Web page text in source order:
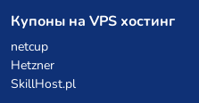
Купоны на VPS хостинг
netcup
Hetzner
SkillHost.pl